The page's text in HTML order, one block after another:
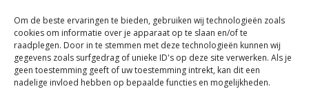
Om de beste ervaringen te bieden, gebruiken wij technologieën zoals
cookies om informatie over je apparaat op te slaan en/of te
raadplegen. Door in te stemmen met deze technologieën kunnen wij
gegevens zoals surfgedrag of unieke ID's op deze site verwerken. Als je
geen toestemming geeft of uw toestemming intrekt, kan dit een
nadelige invloed hebben op bepaalde functies en mogelijkheden.
©Taxireview, alle rechten voorbehouden.